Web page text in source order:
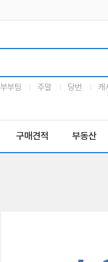
부부팀 주말 당번 캐
구매견적 부동산